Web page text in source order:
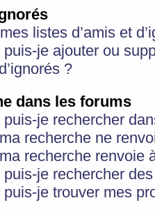
listes d’amis et
puis-je ajouter ou
?
dans les forums
puis-je rechercher
recherche ne
recherche renvoie
puis-je rechercher
puis-je trouver mes